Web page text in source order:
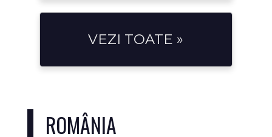
VEZI TOATE »
ROMÂNIA